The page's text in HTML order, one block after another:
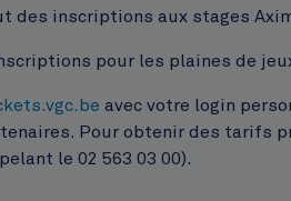
des inscriptions aux stages
pour les plaines de jeux
avec votre login
Pour obtenir des tarifs
le 02 563 03 00).